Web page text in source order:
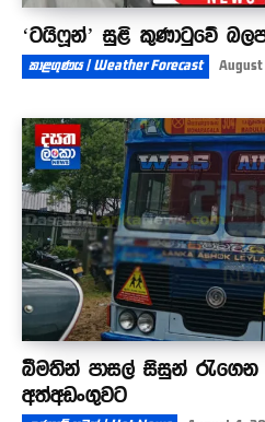
‘ටයිෆූන්’ සුළි කුණාටුවේ
කාළගුණය | Weather Forecast
බීමතින් පාසල් සිසුන්
අත්අඩංගුවට